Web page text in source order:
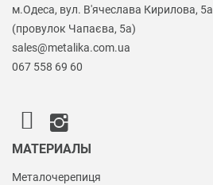
м.Одеса, вул. В'ячеслава Кирилова, 5а
(провулок Чапаєва, 5а)
sales@metalika.com.ua
067 558 69 60
МАТЕРИАЛЫ
Металочерепиця